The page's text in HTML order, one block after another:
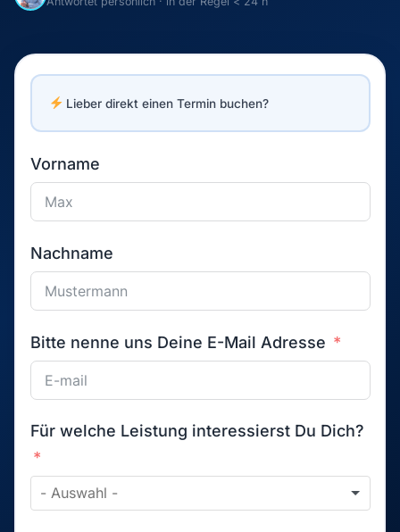
Lieber direkt einen Termin buchen?
Vorname
Nachname
Bitte nenne uns Deine E-Mail Adresse
Für welche Leistung interessierst Du Dich?